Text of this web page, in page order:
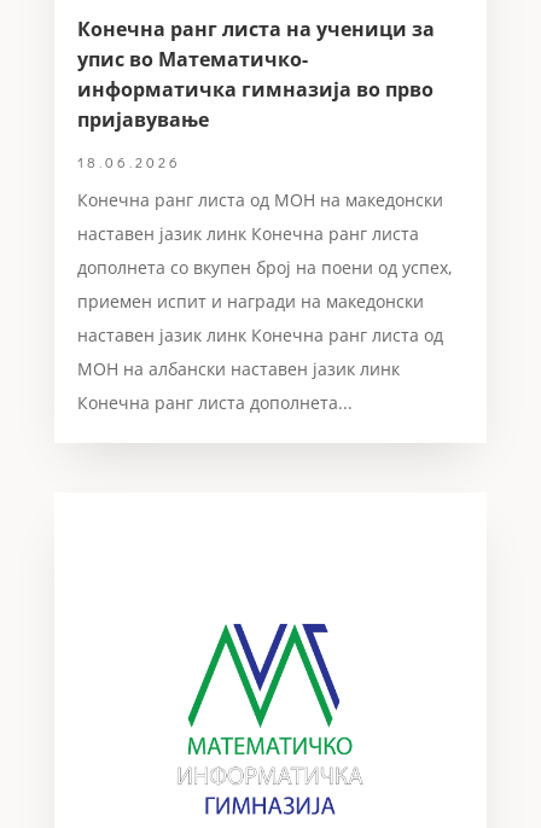
Конечна ранг листа на ученици за
упис во Математичко-
информатичка гимназија во прво
пријавување
18.06.2026
Конечна ранг листа од МОН на македонски
наставен јазик линк Конечна ранг листа
дополнета со вкупен број на поени од успех,
приемен испит и награди на македонски
наставен јазик линк Конечна ранг листа од
МОН на албански наставен јазик линк
Конечна ранг листа дополнета...